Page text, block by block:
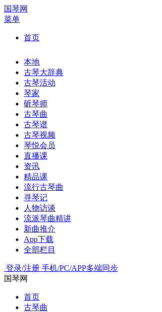
国琴网
菜单
首页
本地
古琴大辞典
古琴活动
琴家
斫琴师
古琴曲
古琴谱
古琴视频
琴悦会员
直播课
资讯
精品课
流行古琴曲
寻琴记
人物访谈
流派琴曲精讲
新曲推介
App下载
全部栏目
登录/注册 手机/PC/APP多端同步
国琴网
首页
古琴曲